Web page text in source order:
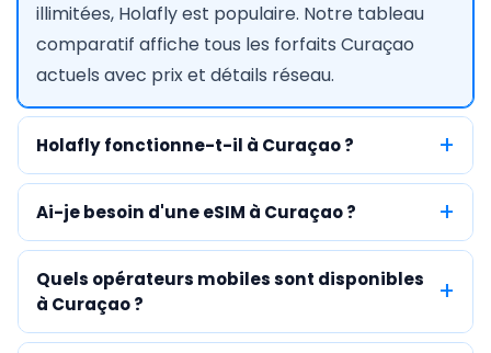
illimitées, Holafly est populaire. Notre tableau
comparatif affiche tous les forfaits Curaçao
actuels avec prix et détails réseau.
Holafly fonctionne-t-il à Curaçao ?
Ai-je besoin d'une eSIM à Curaçao ?
Quels opérateurs mobiles sont disponibles
à Curaçao ?